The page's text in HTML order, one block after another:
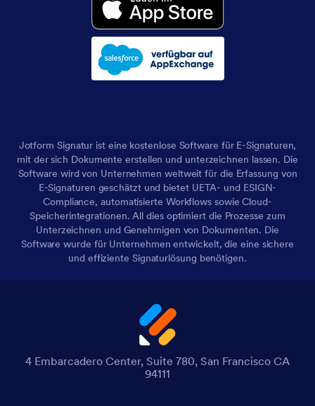
Jotform Signatur ist eine kostenlose Software für E-Signaturen,
mit der sich Dokumente erstellen und unterzeichnen lassen. Die
Software wird von Unternehmen weltweit für die Erfassung von
E-Signaturen geschätzt und bietet UETA- und ESIGN-
Compliance, automatisierte Workflows sowie Cloud-
Speicherintegrationen. All dies optimiert die Prozesse zum
Unterzeichnen und Genehmigen von Dokumenten. Die
Software wurde für Unternehmen entwickelt, die eine sichere
und effiziente Signaturlösung benötigen.
4 Embarcadero Center, Suite 780, San Francisco CA
94111